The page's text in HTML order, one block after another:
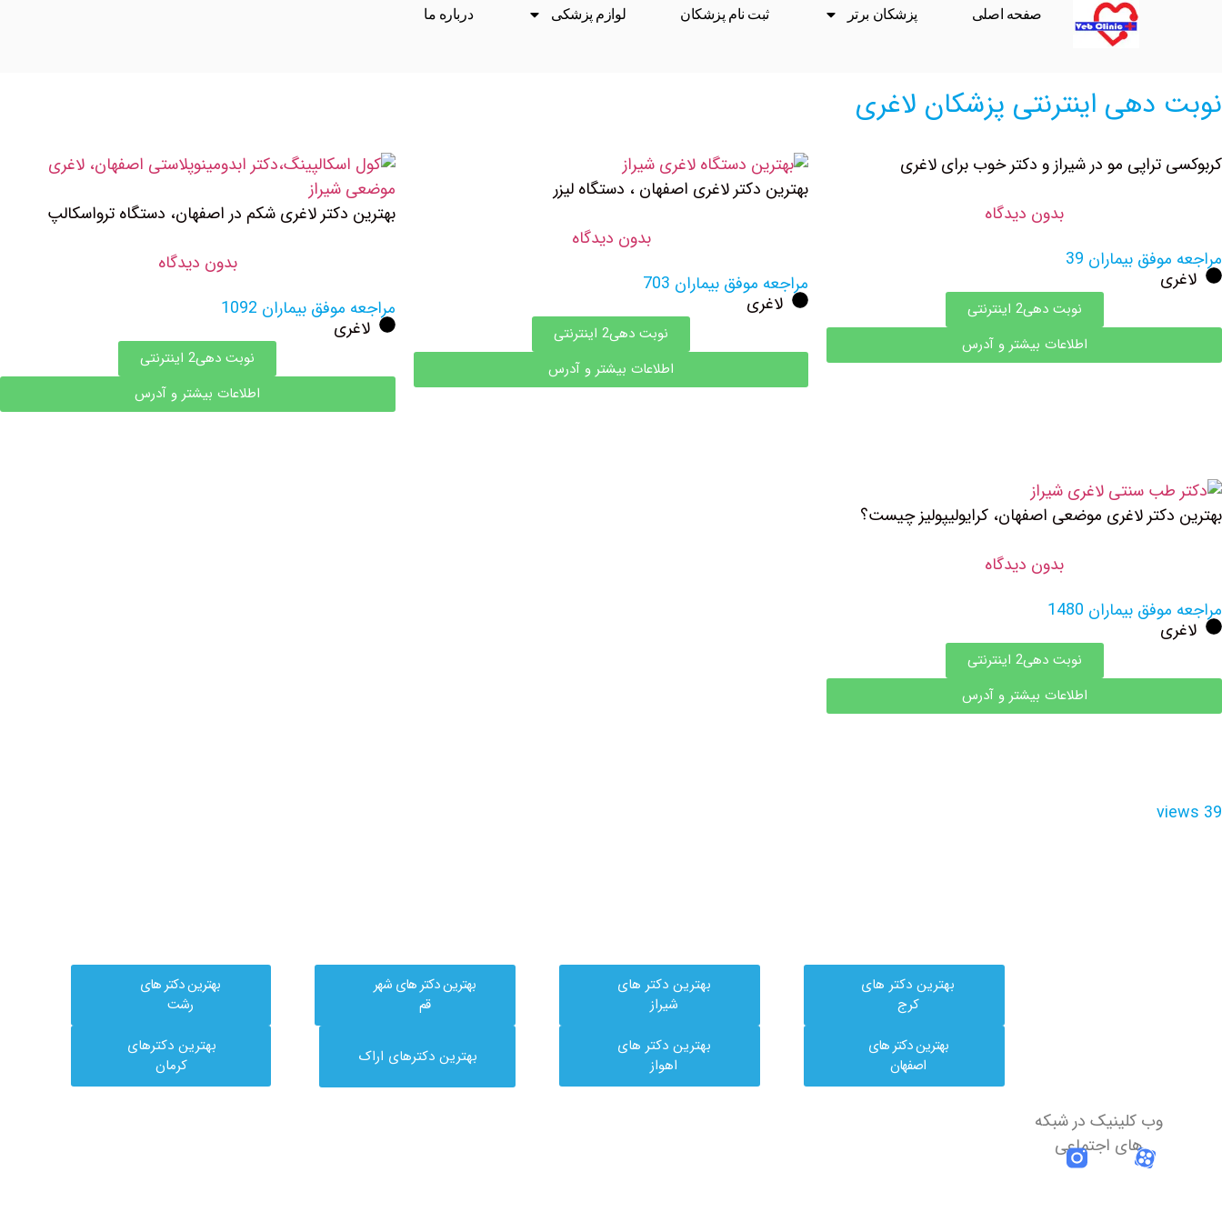
صفحه اصلی پزشکان برتر ثبت نام پزشکان لوازم پزشکی درباره ما
نوبت دهی اینترنتی پزشکان لاغری
کربوکسی تراپی مو در شیراز و دکتر خوب برای لاغری
بدون دیدگاه
مراجعه موفق بیماران 39
لاغری
نوبت دهی2 اینترنتی
اطلاعات بیشتر و آدرس
بهترین دکتر لاغری اصفهان ، دستگاه لیزر
بدون دیدگاه
مراجعه موفق بیماران 703
لاغری
نوبت دهی2 اینترنتی
اطلاعات بیشتر و آدرس
بهترین دکتر لاغری شکم در اصفهان، دستگاه ترواسکالپ
بدون دیدگاه
مراجعه موفق بیماران 1092
لاغری
نوبت دهی2 اینترنتی
اطلاعات بیشتر و آدرس
بهترین دکتر لاغری موضعی اصفهان، کرایولیپولیز چیست؟
بدون دیدگاه
مراجعه موفق بیماران 1480
لاغری
نوبت دهی2 اینترنتی
اطلاعات بیشتر و آدرس
views 39
وب کلینیک در شبکه
های اجتماعی
بهترین دکتر های
کرج
بهترین دکتر های
اصفهان
بهترین دکتر های
شیراز
بهترین دکتر های
اهواز
بهترین دکتر های شهر
قم
بهترین دکترهای اراک
بهترین دکتر های
رشت
بهترین دکترهای
کرمان